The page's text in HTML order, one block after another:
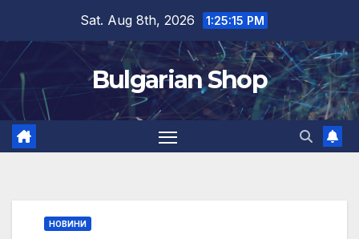
content
Sat. Aug 8th, 2026 1:25:15 PM
Bulgarian Shop
НОВИНИ